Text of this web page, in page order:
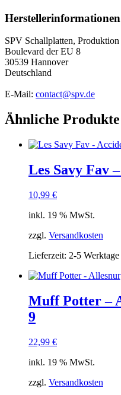
Herstellerinformationen
SPV Schallplatten,
Boulevard der EU 8
30539 Hannover
Deutschland
E-Mail: contact@spv.de
Ähnliche Produkte
Les Savy Fav
10,99 €
inkl. 19 % MwSt.
zzgl. Versandkosten
Lieferzeit: 2-5
Muff Potter –
9
22,99 €
inkl. 19 % MwSt.
zzgl. Versandkosten